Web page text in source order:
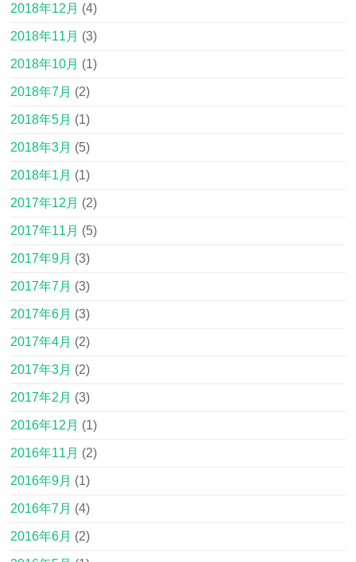
2018年12月 (4)
2018年11月 (3)
2018年10月 (1)
2018年7月 (2)
2018年5月 (1)
2018年3月 (5)
2018年1月 (1)
2017年12月 (2)
2017年11月 (5)
2017年9月 (3)
2017年7月 (3)
2017年6月 (3)
2017年4月 (2)
2017年3月 (2)
2017年2月 (3)
2016年12月 (1)
2016年11月 (2)
2016年9月 (1)
2016年7月 (4)
2016年6月 (2)